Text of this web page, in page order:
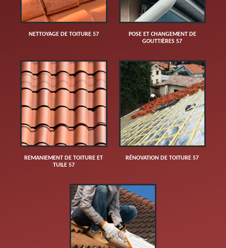
NETTOYAGE DE TOITURE 57
POSE ET CHANGEMENT DE
GOUTTIÈRES 57
REMANIEMENT DE TOITURE ET
TUILE 57
RÉNOVATION DE TOITURE 57